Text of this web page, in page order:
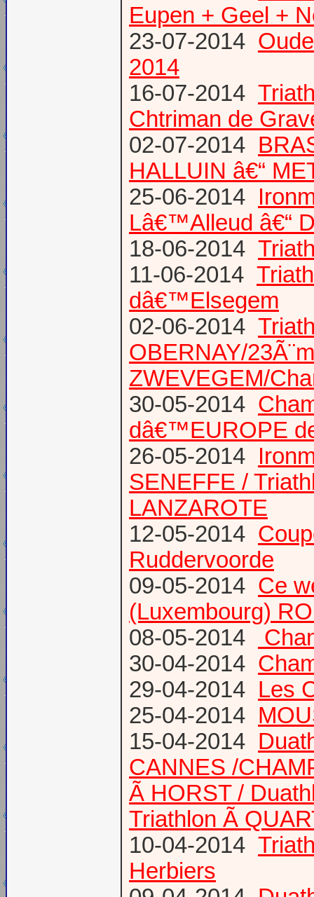
Eupen + Geel +
23-07-2014
2014
16-07-2014
Chtriman de
02-07-2014
HALLUIN â€“
25-06-2014
Lâ€™Alleud â€“
18-06-2014
11-06-2014
dâ€™Elsegem
02-06-2014
OBERNAY/
ZWEVEGEM/
30-05-2014
dâ€™EUROPE
26-05-2014
SENEFFE /
LANZAROTE
12-05-2014
Ruddervoorde
09-05-2014 Ce
(Luxembourg)
08-05-2014
30-04-2014
29-04-2014 Les
25-04-2014
15-04-2014
CANNES /
Ã HORST /
Triathlon Ã
10-04-2014
Herbiers